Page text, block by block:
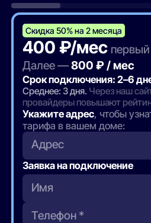
Скидка 50% на 2 месяца
400 ₽/мес
Далее —800 ₽ / мес
Срок подключения: 2–6
Среднее: 3 дня. Через наш
провайдеры повышают
Укажите адрес, чтобы
тарифа в вашем доме:
Адрес
Заявка на подключение